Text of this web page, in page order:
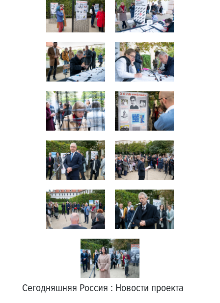
Сегодняшняя Россия : Новости проекта